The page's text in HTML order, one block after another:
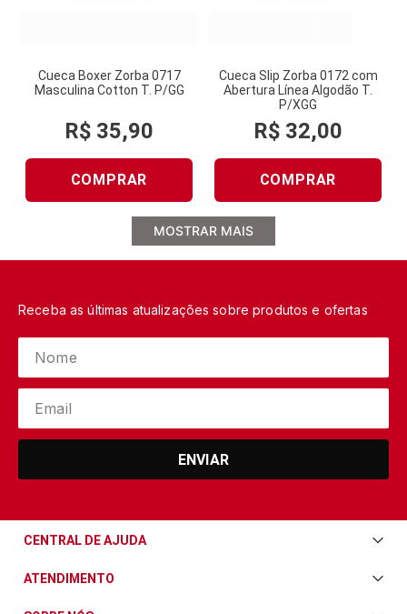
Cueca Boxer Zorba 0717
Masculina Cotton T. P/GG
R$ 35,90
COMPRAR
Cueca Slip Zorba 0172 com
Abertura Línea Algodão T.
P/XGG
R$ 32,00
COMPRAR
MOSTRAR MAIS
Receba as últimas atualizações sobre produtos e ofertas
ENVIAR
CENTRAL DE AJUDA
ATENDIMENTO
Televendas/WhatsApp: (11) 3228-5611